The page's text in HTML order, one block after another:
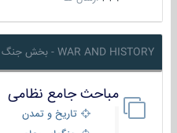
WAR AND HISTORY - بخش جنگ و تاریخ
مباحث جامع نظامی
تاریخ و تمدن